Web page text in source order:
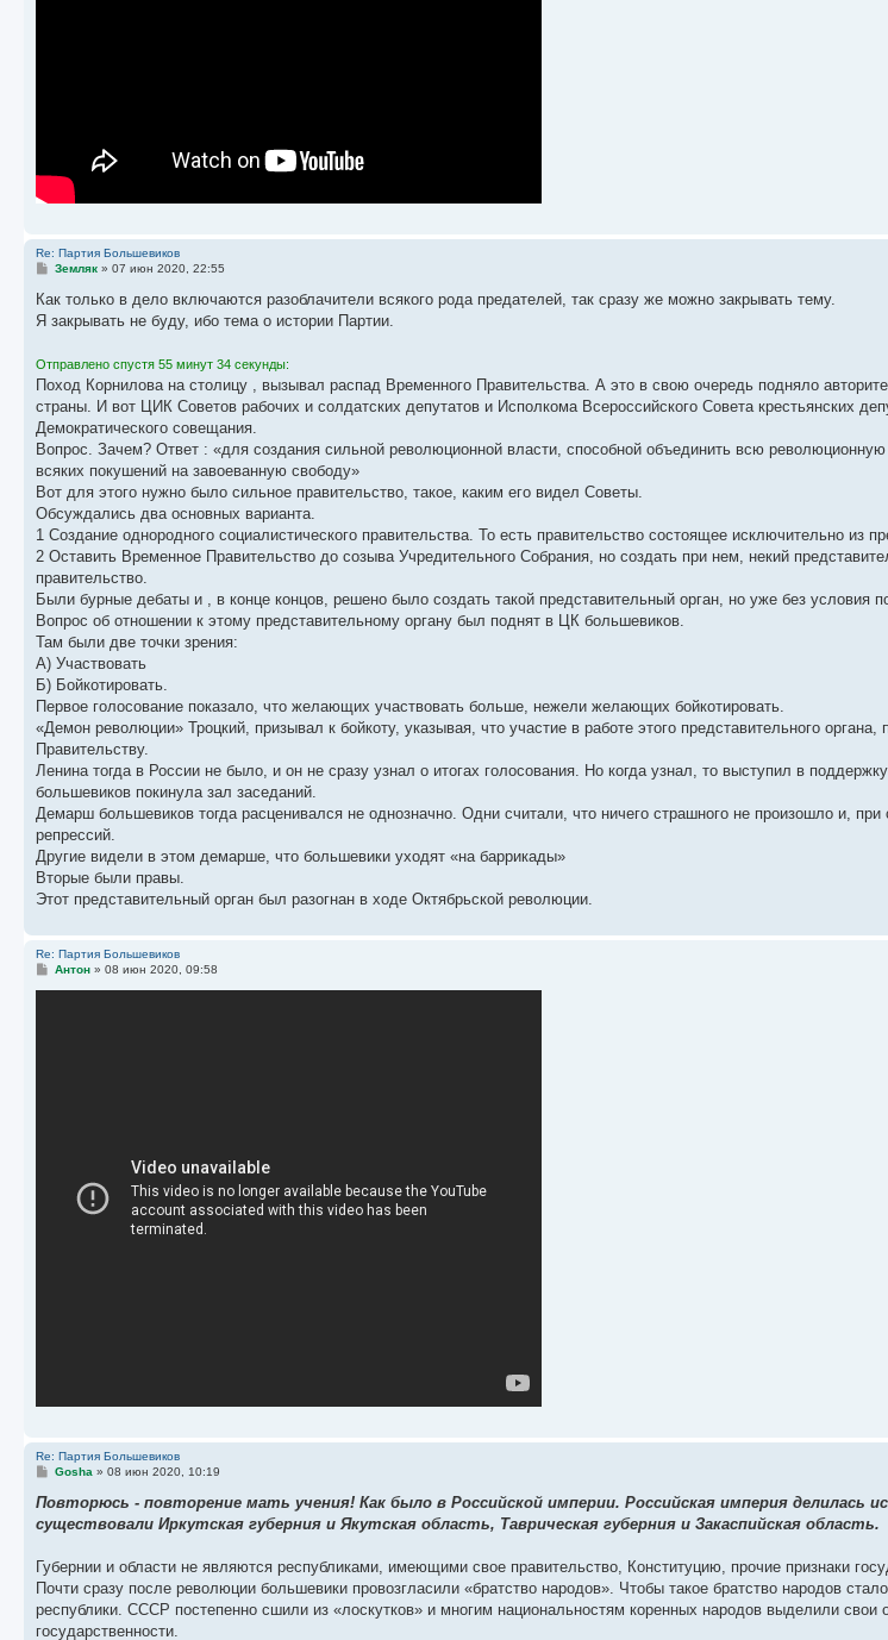
Re: Партия Большевиков
С
о
щ
и
е
Земляк» 07 июн 2020, 22:55
Как только в дело включаются разоблачители всякого рода предателей, так сразу же можно закрывать тему.
Я закрывать не буду, ибо тема о истории Партии.
Отправлено спустя 55 минут 34 секунды:
Поход Корнилова на столицу , вызывал распад Временного Правительства. А это в свою очередь подняло
страны. И вот ЦИК Советов рабочих и солдатских депутатов и Исполкома Всероссийского Совета крестьянских
Демократического совещания.
Вопрос. Зачем? Ответ : «для создания сильной революционной власти, способной объединить всю
всяких покушений на завоеванную свободу»
Вот для этого нужно было сильное правительство, такое, каким его видел Советы.
Обсуждались два основных варианта.
1 Создание однородного социалистического правительства. То есть правительство состоящее исключительно из
2 Оставить Временное Правительство до созыва Учредительного Собрания, но создать при нем, некий
правительство.
Были бурные дебаты и , в конце концов, решено было создать такой представительный орган, но уже без условия
Вопрос об отношении к этому представительному органу был поднят в ЦК большевиков.
Там были две точки зрения:
А) Участвовать
Б) Бойкотировать.
Первое голосование показало, что желающих участвовать больше, нежели желающих бойкотировать.
«Демон революции» Троцкий, призывал к бойкоту, указывая, что участие в работе этого представительного
Правительству.
Ленина тогда в России не было, и он не сразу узнал о итогах голосования. Но когда узнал, то выступил в
большевиков покинула зал заседаний.
Демарш большевиков тогда расценивался не однозначно. Одни считали, что ничего страшного не произошло и,
репрессий.
Другие видели в этом демарше, что большевики уходят «на баррикады»
Вторые были правы.
Этот представительный орган был разогнан в ходе Октябрьской революции.
Re: Партия Большевиков
САнтон» 08 июн 2020, 09:58
Re: Партия Большевиков
С
о
щ
и
е
Gosha» 08 июн 2020, 10:19
Повторюсь - повторение мать учения! Как было в Российской империи. Российская империя делилась
существовали Иркутская губерния и Якутская область, Таврическая губерния и Закаспийская область.
Губернии и области не являются республиками, имеющими свое правительство, Конституцию, прочие признаки
Почти сразу после революции большевики провозгласили «братство народов». Чтобы такое братство народов
республики. СССР постепенно сшили из «лоскутков» и многим национальностям коренных народов выделили свои
государственности.